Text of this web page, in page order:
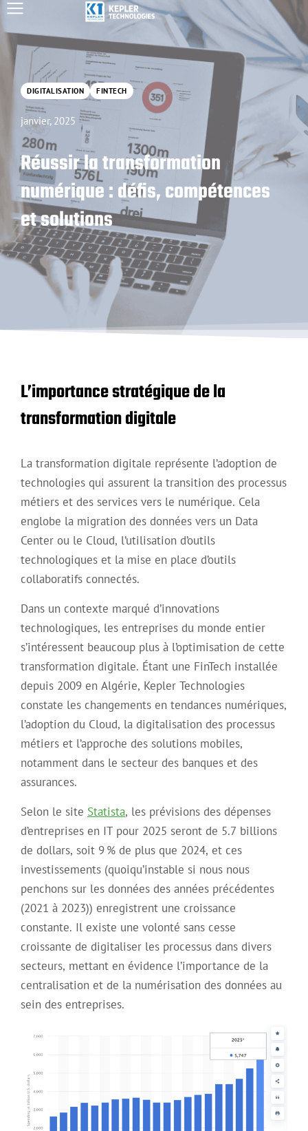
DIGITALISATION FINTECH
janvier, 2025
Réussir la transformation
numérique : défis, compétences
et solutions
L’importance stratégique de la
transformation digitale
La transformation digitale représente l’adoption de
technologies qui assurent la transition des processus
métiers et des services vers le numérique. Cela
englobe la migration des données vers un Data
Center ou le Cloud, l’utilisation d’outils
technologiques et la mise en place d’outils
collaboratifs connectés.
Dans un contexte marqué d’innovations
technologiques, les entreprises du monde entier
s’intéressent beaucoup plus à l’optimisation de cette
transformation digitale. Étant une FinTech installée
depuis 2009 en Algérie, Kepler Technologies
constate les changements en tendances numériques,
l’adoption du Cloud, la digitalisation des processus
métiers et l’approche des solutions mobiles,
notamment dans le secteur des banques et des
assurances.
Selon le site Statista, les prévisions des dépenses
d’entreprises en IT pour 2025 seront de 5.7 billions
de dollars, soit 9 % de plus que 2024, et ces
investissements (quoiqu’instable si nous nous
penchons sur les données des années précédentes
(2021 à 2023)) enregistrent une croissance
constante. Il existe une volonté sans cesse
croissante de digitaliser les processus dans divers
secteurs, mettant en évidence l’importance de la
centralisation et de la numérisation des données au
sein des entreprises.